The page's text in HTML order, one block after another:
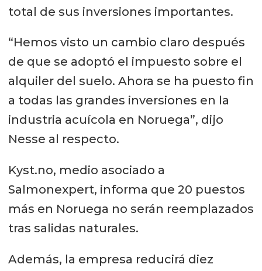
total de sus inversiones importantes.
“Hemos visto un cambio claro después
de que se adoptó el impuesto sobre el
alquiler del suelo. Ahora se ha puesto fin
a todas las grandes inversiones en la
industria acuícola en Noruega”, dijo
Nesse al respecto.
Kyst.no, medio asociado a
Salmonexpert, informa que 20 puestos
más en Noruega no serán reemplazados
tras salidas naturales.
Además, la empresa reducirá diez